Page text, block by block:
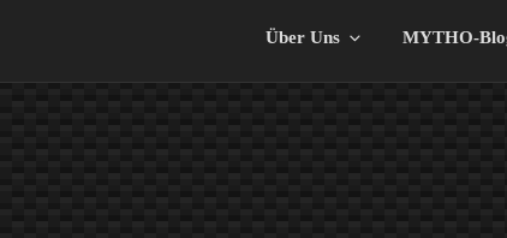
Über Uns MYTHO-